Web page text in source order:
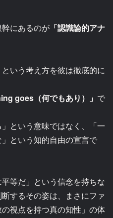
にあるのが 「認識論的アナ
いう考え方を彼は徹底的に
goes（何でもあり）」 で
という意味ではなく、「一
という知的自由の宣言で
等だ」という信念を持ちな
するその姿は、まさにファ
視点を持つ真の知性」の体